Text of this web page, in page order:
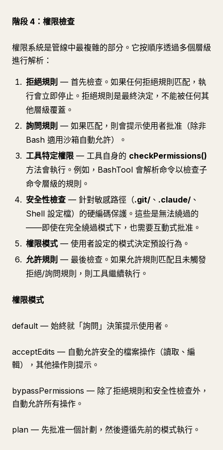
階段 4：權限檢查
權限系統是管線中最複雜的部分。它按順序透過多個層級
進行解析：
拒絕規則 — 首先檢查。如果任何拒絕規則匹配，執
行會立即停止。拒絕規則是最終決定，不能被任何其
他層級覆蓋。
詢問規則 — 如果匹配，則會提示使用者批准（除非
Bash 適用沙箱自動允許）。
工具特定權限 — 工具自身的 checkPermissions()
方法會執行。例如，BashTool 會解析命令以檢查子
命令層級的規則。
安全性檢查 — 針對敏感路徑（.git/ 、 .claude/ 、
Shell 設定檔）的硬編碼保護。這些是無法繞過的
——即使在完全繞過模式下，也需要互動式批准。
權限模式 — 使用者設定的模式決定預設行為。
允許規則 — 最後檢查。如果允許規則匹配且未觸發
拒絕/詢問規則，則工具繼續執行。
權限模式
default — 始終就「詢問」決策提示使用者。
acceptEdits — 自動允許安全的檔案操作（讀取、編
輯），其他操作則提示。
bypassPermissions — 除了拒絕規則和安全性檢查外，
自動允許所有操作。
plan — 先批准一個計劃，然後遵循先前的模式執行。